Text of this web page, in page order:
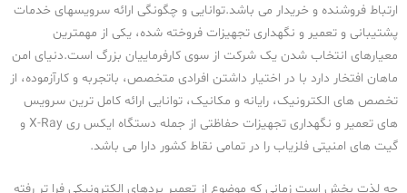
ارتباط فروشنده و خریدار می باشد.توانایی و چگونگی ارائه سرویسهای خدمات
پشتیبانی و تعمیر و نگهداری تجهیزات فروخته شده، یکی از مهمترین
معیارهای انتخاب شدن یک شرکت از سوی کارفرماییان بزرگ است.دنیای امن
ماهان افتخار دارد با در اختیار داشتن افرادی متخصص، باتجربه و کارآزموده، از
تخصص های الکترونیک، رایانه و مکانیک، توانایی ارائه کامل ترین سرویس
های تعمیر و نگهداری تجهیزات حفاظتی از جمله دستگاه ایکس ری X-Ray و
گیت های امنیتی فلزیاب را در تمامی نقاط کشور دارا می باشد.
چه لذت بخش است زمانی که موضوع از تعمیر بردهای الکترونیکی فرا تر رفته